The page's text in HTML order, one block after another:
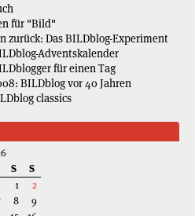
für "Bild"
zurück: Das BILDblog-Experiment
Adventskalender
für einen Tag
BILDblog vor 40 Jahren
classics
S
S
1
2
8
9